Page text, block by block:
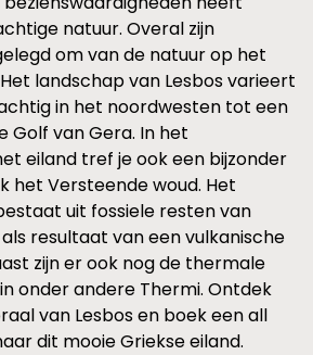
natuur. Overal zijn
om van de natuur op het
landschap van Lesbos varieert
in het noordwesten tot een
Golf van Gera. In het
eiland tref je ook een bijzonder
het Versteende woud. Het
uit fossiele resten van
resultaat van een vulkanische
zijn er ook nog de thermale
onder andere Thermi. Ontdek
van Lesbos en boek een all
dit mooie Griekse eiland.